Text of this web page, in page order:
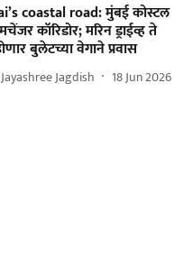
coastal road: मुंबई कोस्टल
कॉरिडोर; मरिन ड्राईव्ह ते
बुलेटच्या वेगाने प्रवास
Jagdish 18 Jun 2026